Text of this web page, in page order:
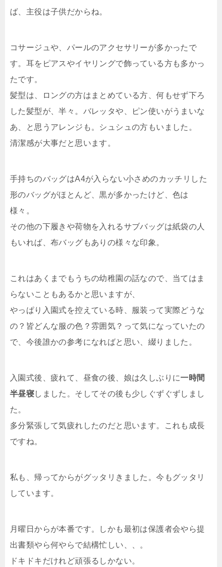
ば、主役は子供だからね。
コサージュや、パールのアクセサリーが多かったで
す。耳をピアスやイヤリングで飾っている方も多かっ
たです。
髪型は、ロングの方はまとめている方、何もせず下ろ
した髪型が、半々。バレッタや、ピン使いがうまいな
あ、と思うアレンジも。シュシュの方もいました。
清潔感が大事だと思います。
手持ちのバッグはA4が入らない小さめのカッチリした
形のバッグがほとんど、黒が多かったけど、色は
様々。
その他の下履きや荷物を入れるサブバッグは紙袋の人
もいれば、布バッグもありの様々な印象。
これはあくまでもうちの幼稚園の話なので、当てはま
らないこともあるかと思いますが、
やっぱり入園式を控えている時、服装って実際どうな
の？皆どんな服の色？雰囲気？って気になっていたの
で、今後誰かの参考になればと思い、綴りました。
入園式後、疲れて、昼食の後、娘は久しぶりに一時間
半昼寝しました。そしてその後も少しぐずぐずしまし
た。
多分緊張して気疲れしたのだと思います。これも成長
ですね。
私も、帰ってからがグッタリきました。今もグッタリ
しています。
月曜日からが本番です。しかも最初は保護者会やら提
出書類やら何やらで結構忙しい、、。
ドキドキだけれど頑張るしかない。